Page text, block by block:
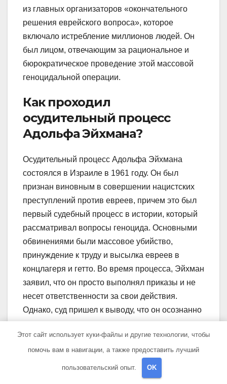
из главных организаторов «окончательного
решения еврейского вопроса», которое
включало истребление миллионов людей. Он
был лицом, отвечающим за рациональное и
бюрократическое проведение этой массовой
геноцидальной операции.
Как проходил
осудительный процесс
Адольфа Эйхмана?
Осудительный процесс Адольфа Эйхмана
состоялся в Израиле в 1961 году. Он был
признан виновным в совершении нацистских
преступлений против евреев, причем это был
первый судебный процесс в истории, который
рассматривал вопросы геноцида. Основными
обвинениями были массовое убийство,
принуждение к труду и высылка евреев в
концлагеря и гетто. Во время процесса, Эйхман
заявил, что он просто выполнял приказы и не
несет ответственности за свои действия.
Однако, суд пришел к выводу, что он осознанно
и организованно участвовал в совершении
преступлений и приговорил его к смертной
казни.
Какие факты из детства
Этот сайт использует куки-файлы и другие технологии, чтобы
помочь вам в навигации, а также предоставить лучший
пользовательский опыт. OK